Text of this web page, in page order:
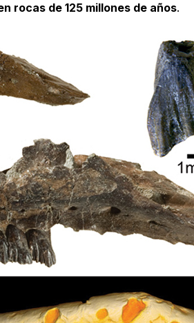
rocas de 125 millones de años.